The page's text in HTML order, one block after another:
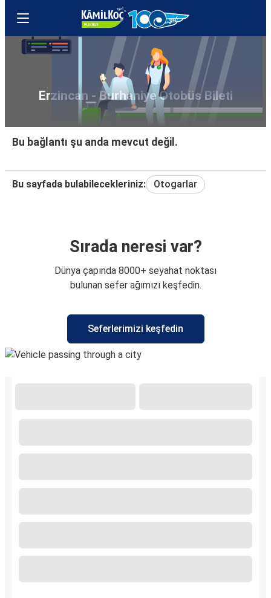
Erzincan - Burhaniye Otobüs Bileti
Bu bağlantı şu anda mevcut değil.
Bu sayfada bulabilecekleriniz: Otogarlar
Sırada neresi var?
Dünya çapında 8000+ seyahat noktası
bulunan sefer ağımızı keşfedin.
Seferlerimizi keşfedin